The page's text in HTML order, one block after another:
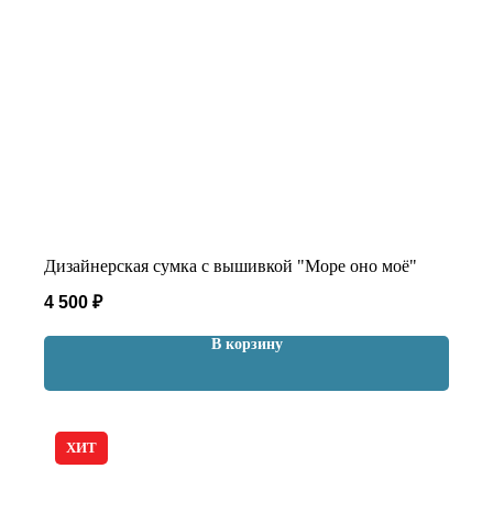
Дизайнерская сумка с вышивкой "Море оно моё"
4 500 ₽
В корзину
ХИТ